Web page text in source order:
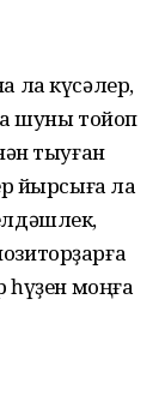
ла күсәлер,
шуны тойоп
тыуған
йырсыға ла
һүҙен моңға